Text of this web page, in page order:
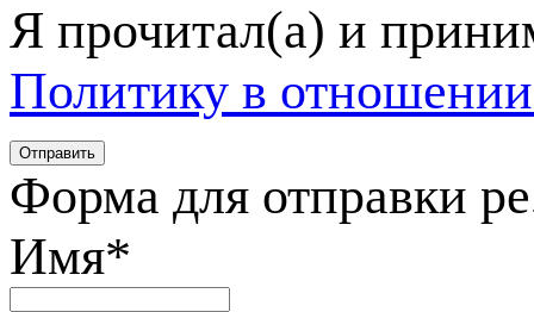
Я прочитал(а) и
Политику в
Форма для отправки
Имя*